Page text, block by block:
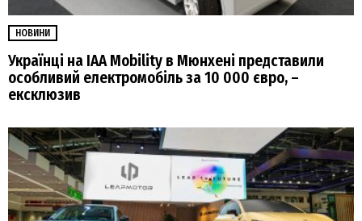
НОВИНИ
Українці на IAA Mobility в Мюнхені представили
особливий електромобіль за 10 000 євро, –
ексклюзив